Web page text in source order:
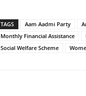
TAGS Aam Aadmi Party
Monthly Financial Assistance
Social Welfare Scheme